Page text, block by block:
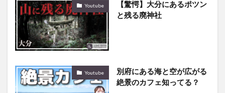
Youtube
【驚愕】大分にあるポツン
と残る廃神社
Youtube
別府にある海と空が広がる
絶景のカフェ知ってる？